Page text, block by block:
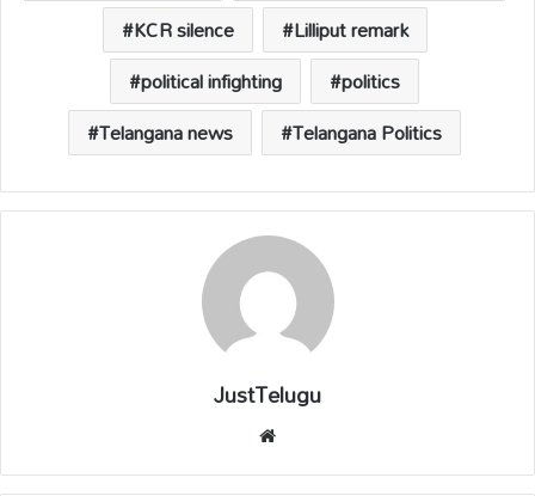
KCR silence
Lilliput remark
political infighting
politics
Telangana news
Telangana Politics
JustTelugu
bsi